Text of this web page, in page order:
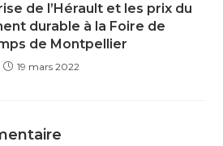
de l’Hérault et les prix du
durable à la Foire de
de Montpellier
19 mars 2022